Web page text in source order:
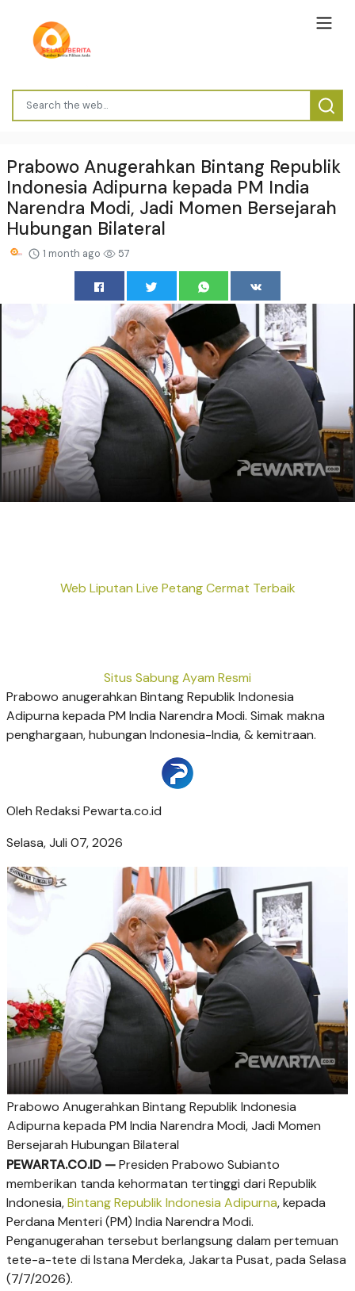
Prabowo Anugerahkan Bintang Republik
Indonesia Adipurna kepada PM India
Narendra Modi, Jadi Momen Bersejarah
Hubungan Bilateral
1 month ago 57
Web Liputan Live Petang Cermat Terbaik
Situs Sabung Ayam Resmi
Prabowo anugerahkan Bintang Republik Indonesia
Adipurna kepada PM India Narendra Modi. Simak makna
penghargaan, hubungan Indonesia-India, & kemitraan.
Oleh Redaksi Pewarta.co.id
Selasa, Juli 07, 2026
Prabowo Anugerahkan Bintang Republik Indonesia
Adipurna kepada PM India Narendra Modi, Jadi Momen
Bersejarah Hubungan Bilateral
PEWARTA.CO.ID —Presiden Prabowo Subianto
memberikan tanda kehormatan tertinggi dari Republik
Indonesia,Bintang Republik Indonesia Adipurna, kepada
Perdana Menteri (PM) India Narendra Modi.
Penganugerahan tersebut berlangsung dalam pertemuan
tete-a-tete di Istana Merdeka, Jakarta Pusat, pada Selasa
(7/7/2026).